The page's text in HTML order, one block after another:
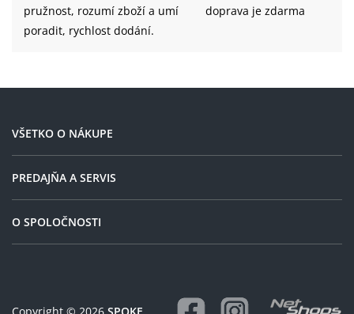
pružnost, rozumí zboží a umí
poradit, rychlost dodání.
doprava je zdarma
VŠETKO O NÁKUPE
PREDAJŇA A SERVIS
O SPOLOČNOSTI